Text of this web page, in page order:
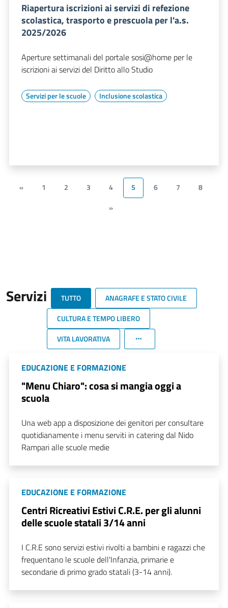
Riapertura iscrizioni ai servizi di refezione
scolastica, trasporto e prescuola per l'a.s.
2025/2026
Aperture settimanali del portale sosi@home per le
iscrizioni ai servizi del Diritto allo Studio
Servizi per le scuole Inclusione scolastica
« 1 2 3 4 5 6 7
8
»
Servizi TUTTO
ANAGRAFE E STATO CIVILE
CULTURA E TEMPO LIBERO
VITA LAVORATIVA
EDUCAZIONE E FORMAZIONE
"Menu Chiaro": cosa si mangia oggi a
scuola
Una web app a disposizione dei genitori per consultare
quotidianamente i menu serviti in catering dal Nido
Rampari alle scuole medie
EDUCAZIONE E FORMAZIONE
Centri Ricreativi Estivi C.R.E. per gli alunni
delle scuole statali 3/14 anni
I C.R.E sono servizi estivi rivolti a bambini e ragazzi che
frequentano le scuole dell'Infanzia, primarie e
secondarie di primo grado statali (3-14 anni).